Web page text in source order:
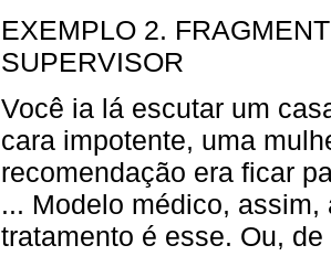
EXEMPLO 2.
SUPERVISOR
Você ia lá escutar um
cara impotente, uma
recomendação era ficar
... Modelo médico,
tratamento é esse. Ou,